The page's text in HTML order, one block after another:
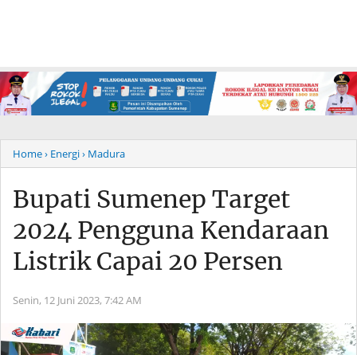
Home› Energi› Madura
Bupati Sumenep Target
2024 Pengguna Kendaraan
Listrik Capai 20 Persen
Senin, 12 Juni 2023, 7:42 AM